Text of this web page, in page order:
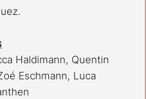
Haldimann, Quentin
Eschmann, Luca